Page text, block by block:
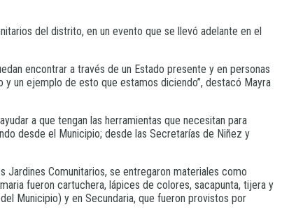
del distrito, en un evento que se llevó adelante en el
encontrar a través de un Estado presente y en personas
un ejemplo de esto que estamos diciendo”, destacó Mayra
a que tengan las herramientas que necesitan para
desde el Municipio; desde las Secretarías de Niñez y
Jardines Comunitarios, se entregaron materiales como
fueron cartuchera, lápices de colores, sacapunta, tijera y
Municipio) y en Secundaria, que fueron provistos por